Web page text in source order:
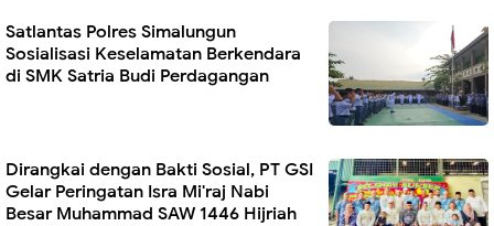
Satlantas Polres Simalungun
Sosialisasi Keselamatan Berkendara
di SMK Satria Budi Perdagangan
Dirangkai dengan Bakti Sosial, PT GSI
Gelar Peringatan Isra Mi'raj Nabi
Besar Muhammad SAW 1446 Hijriah